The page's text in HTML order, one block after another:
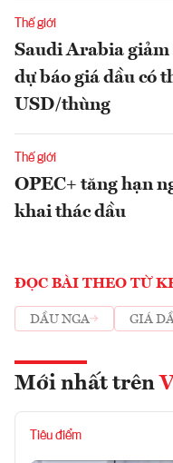
Thế giới
Saudi Arabia
dự báo giá dầu có
USD/thùng
Thế giới
OPEC+ tăng hạn
khai thác dầu
ĐỌC BÀI THEO TỪ
DẦU NGA GIÁ
Mới nhất trên
Tiêu điểm